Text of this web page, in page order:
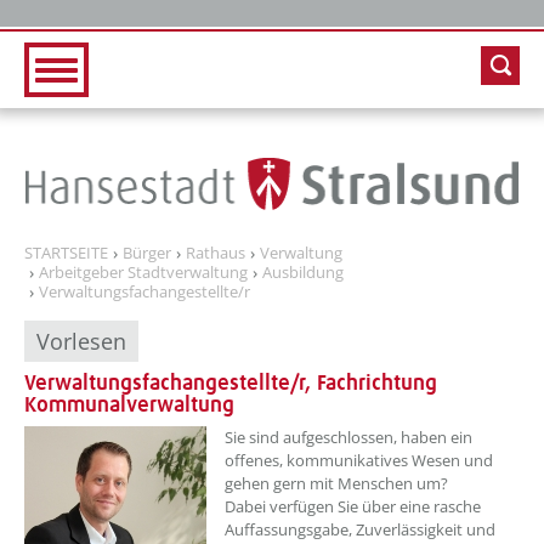
STARTSEITE Bürger Rathaus
Verwaltung
Arbeitgeber Stadtverwaltung
Ausbildung
Verwaltungsfachangestellte/r
Vorlesen
Verwaltungsfachangestellte/r, Fachrichtung
Kommunalverwaltung
??? absaetzeOben[1]/titel ???
Sie sind aufgeschlossen, haben ein
offenes, kommunikatives Wesen und
gehen gern mit Menschen um?
Dabei verfügen Sie über eine rasche
Auffassungsgabe, Zuverlässigkeit und